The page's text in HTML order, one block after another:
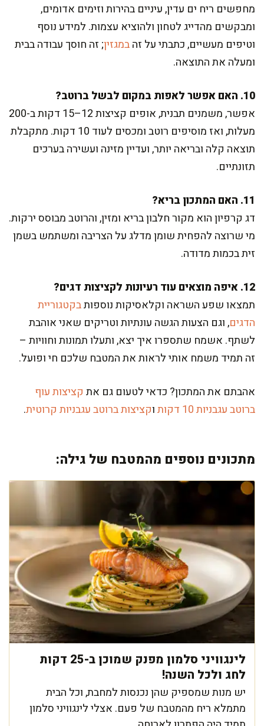
מחפשים ריח ים עדין, עיניים בהירות וזימים אדומים,
ומבקשים מהדייג לטחון ולהוציא עצמות. למידע נוסף
וטיפים מעשיים, כתבתי על זהבמגזין; זה חוסך עבודה בבית
ומעלה את התוצאה.
10. האם אפשר לאפות במקום לבשל ברוטב?
אפשר, משמנים תבנית, אופים קציצות 12–15 דקות ב-200
מעלות, ואז מוסיפים רוטב ומכסים לעוד 10 דקות. מתקבלת
תוצאה קלה ובריאה יותר, ועדיין מזינה ועשירה בערכים
תזונתיים.
11. האם המתכון בריא?
דג קרפיון הוא מקור חלבון בריא ומזין, והרוטב מבוסס ירקות.
מי שרוצה להפחית שומן מדלג על הצריבה ומשתמש בשמן
זית בכמות מדודה.
12. איפה מוצאים עוד רעיונות לקציצות דגים?
תמצאו שפע השראה וקלאסיקות נוספותבקטגוריית
הדגים, וגם הצעות הגשה עונתיות וטריקים שאני אוהבת
לשתף. אשמח שתספרו איך יצא, ותעלו תמונות וחוויות –
זה תמיד משמח אותי לראות את המטבח שלכם חי ופועל.
אהבתם את המתכון? כדאי לטעום גם את קציצות עוף
ברוטב עגבניות 10 דקות
וקציצות ברוטב עגבניות קרוטית.
מתכונים נוספים מהמטבח של גילה:
לינגוויני סלמון מפנק שמוכן ב-25 דקות
לחג ולכל השנה!
יש מנות שמספיק שהן נכנסות למחבת, וכל הבית
מתמלא ריח מהמטבח של פעם. אצלי לינגוויני סלמון